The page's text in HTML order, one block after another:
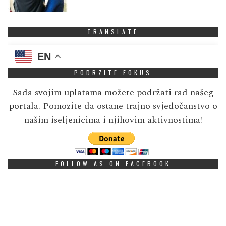
TRANSLATE
EN
PODRZITE FOKUS
Sada svojim uplatama možete podržati rad našeg
portala. Pomozite da ostane trajno svjedočanstvo o
našim iseljenicima i njihovim aktivnostima!
FOLLOW AS ON FACEBOOK